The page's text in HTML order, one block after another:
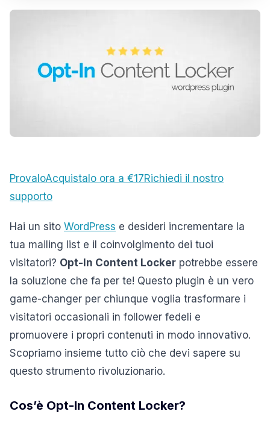
ProvaloAcquistalo ora a €17Richiedi il nostro
supporto
Hai un sito WordPress e desideri incrementare la
tua mailing list e il coinvolgimento dei tuoi
visitatori? Opt-In Content Locker potrebbe essere
la soluzione che fa per te! Questo plugin è un vero
game-changer per chiunque voglia trasformare i
visitatori occasionali in follower fedeli e
promuovere i propri contenuti in modo innovativo.
Scopriamo insieme tutto ciò che devi sapere su
questo strumento rivoluzionario.
Cos’è Opt-In Content Locker?